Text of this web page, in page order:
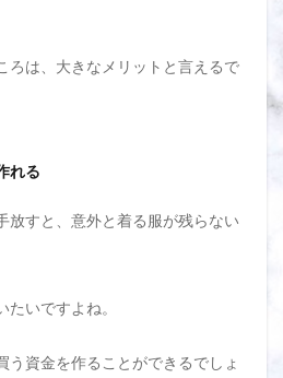
ろは、大きなメリットと言えるで
れる
放すと、意外と着る服が残らない
いですよね。
う資金を作ることができるでしょ